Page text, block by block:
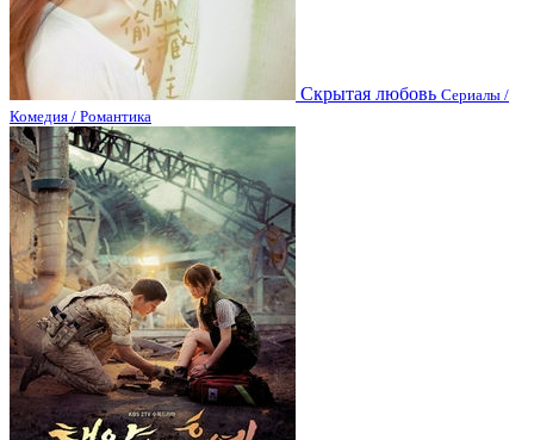
Скрытая любовь Сериалы /
Комедия / Романтика